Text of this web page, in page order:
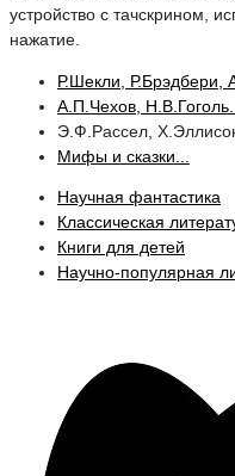
устройство с тачскрином,
нажатие.
Р.Шекли, Р.Брэдбери,
А.П.Чехов, Н.В.Гоголь...
Э.Ф.Рассел,
Мифы и сказки...
Научная фантастика
Классическая
Книги для детей
Научно-популярная